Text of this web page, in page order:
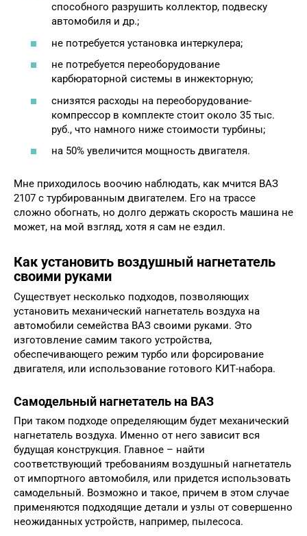
способного разрушить коллектор, подвеску
автомобиля и др.;
не потребуется установка интеркулера;
не потребуется переоборудование
карбюраторной системы в инжекторную;
снизятся расходы на переоборудование-
компрессор в комплекте стоит около 35 тыс.
руб., что намного ниже стоимости турбины;
на 50% увеличится мощность двигателя.
Мне приходилось воочию наблюдать, как мчится ВАЗ
2107 с турбированным двигателем. Его на трассе
сложно обогнать, но долго держать скорость машина не
может, на мой взгляд, хотя я сам не ездил.
Как установить воздушный нагнетатель
своими руками
Существует несколько подходов, позволяющих
установить механический нагнетатель воздуха на
автомобили семейства ВАЗ своими руками. Это
изготовление самим такого устройства,
обеспечивающего режим турбо или форсирование
двигателя, или использование готового КИТ-набора.
Самодельный нагнетатель на ВАЗ
При таком подходе определяющим будет механический
нагнетатель воздуха. Именно от него зависит вся
будущая конструкция. Главное – найти
соответствующий требованиям воздушный нагнетатель
от импортного автомобиля, или придется использовать
самодельный. Возможно и такое, причем в этом случае
применяются подходящие детали и узлы от совершенно
неожиданных устройств, например, пылесоса.